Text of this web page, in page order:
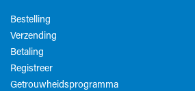
Bestelling
Verzending
Betaling
Registreer
Getrouwheidsprogramma